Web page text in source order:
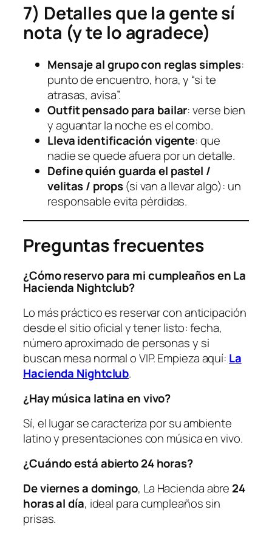
7) Detalles que la gente sí
nota (y te lo agradece)
Mensaje al grupo con reglas simples:
punto de encuentro, hora, y “si te
atrasas, avisa”.
Outfit pensado para bailar: verse bien
y aguantar la noche es el combo.
Lleva identificación vigente: que
nadie se quede afuera por un detalle.
Define quién guarda el pastel /
velitas / props(si van a llevar algo): un
responsable evita pérdidas.
Preguntas frecuentes
¿Cómo reservo para mi cumpleaños en La
Hacienda Nightclub?
Lo más práctico es reservar con anticipación
desde el sitio oficial y tener listo: fecha,
número aproximado de personas y si
buscan mesa normal o VIP. Empieza aquí: La
Hacienda Nightclub.
¿Hay música latina en vivo?
Sí, el lugar se caracteriza por su ambiente
latino y presentaciones con música en vivo.
¿Cuándo está abierto 24 horas?
De viernes a domingo, La Hacienda abre 24
horas al día, ideal para cumpleaños sin
prisas.